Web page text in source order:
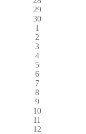
29
30
1
2
3
4
5
6
7
8
9
10
11
12